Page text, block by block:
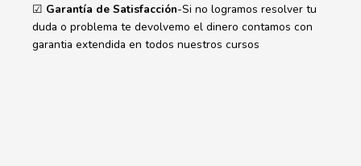
☑ Garantía de Satisfacción-Si no logramos resolver tu
duda o problema te devolvemo el dinero contamos con
garantia extendida en todos nuestros cursos